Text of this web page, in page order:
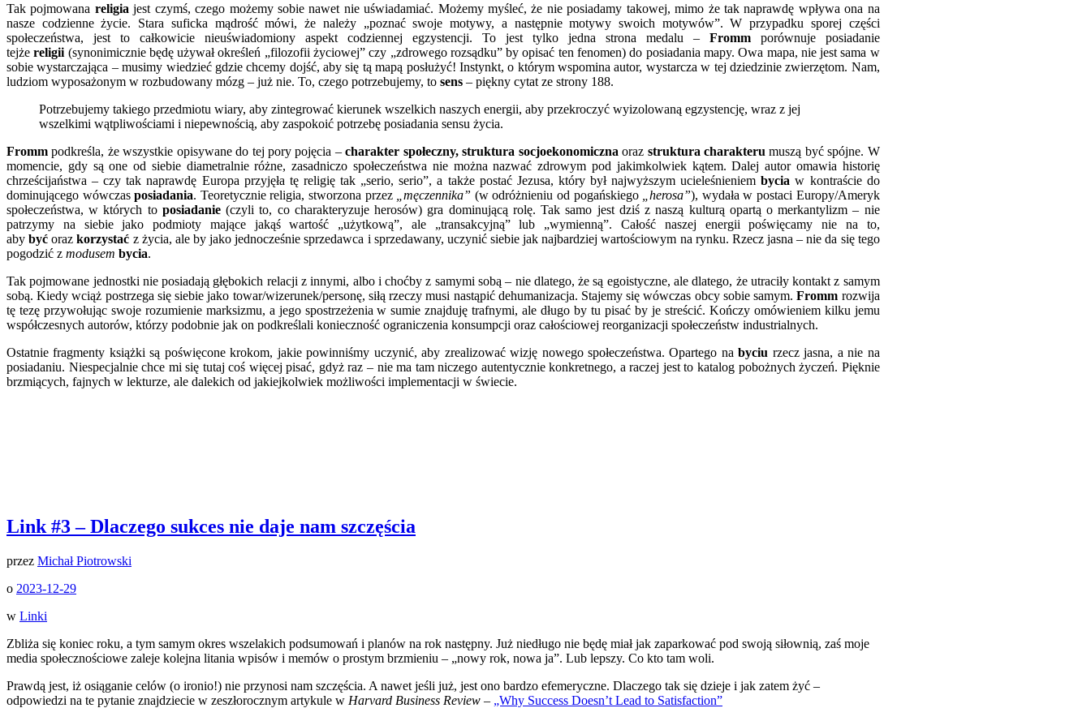
Tak pojmowana religiajest czymś, czego możemy sobie nawet nie uświadamiać. Możemy myśleć, że nie posiadamy takowej, mimo że tak naprawdę wpływa ona na
nasze codzienne życie. Stara suficka mądrość mówi, że należy „poznać swoje motywy, a następnie motywy swoich motywów”. W przypadku sporej części
społeczeństwa, jest to całkowicie nieuświadomiony aspekt codziennej egzystencji. To jest tylko jedna strona medalu – Fromm porównuje posiadanie
tejżereligii (synonimicznie będę używał określeń „filozofii życiowej” czy „zdrowego rozsądku” by opisać ten fenomen) do posiadania mapy. Owa mapa, nie jest sama w
sobie wystarczająca – musimy wiedzieć gdzie chcemy dojść, aby się tą mapą posłużyć! Instynkt, o którym wspomina autor, wystarcza w tej dziedzinie zwierzętom. Nam,
ludziom wyposażonym w rozbudowany mózg – już nie. To, czego potrzebujemy, to sens – piękny cytat ze strony 188.
Potrzebujemy takiego przedmiotu wiary, aby zintegrować kierunek wszelkich naszych energii, aby przekroczyć wyizolowaną egzystencję, wraz z jej
wszelkimi wątpliwościami i niepewnością, aby zaspokoić potrzebę posiadania sensu życia.
Frommpodkreśla, że wszystkie opisywane do tej pory pojęcia –charakter społeczny, struktura socjoekonomicznaoraz struktura charakterumuszą być spójne. W
momencie, gdy są one od siebie diametralnie różne, zasadniczo społeczeństwa nie można nazwać zdrowym pod jakimkolwiek kątem. Dalej autor omawia historię
chrześcijaństwa – czy tak naprawdę Europa przyjęła tę religię tak „serio, serio”, a także postać Jezusa, który był najwyższym ucieleśnieniembyciaw kontraście do
dominującego wówczasposiadania. Teoretycznie religia, stworzona przez „męczennika” (w odróżnieniu od pogańskiego „herosa”), wydała w postaci Europy/Ameryk
społeczeństwa, w których to posiadanie(czyli to, co charakteryzuje herosów) gra dominującą rolę. Tak samo jest dziś z naszą kulturą opartą o merkantylizm – nie
patrzymy na siebie jako podmioty mające jakąś wartość „użytkową”, ale „transakcyjną” lub „wymienną”. Całość naszej energii poświęcamy nie na to,
abybyćorazkorzystać z życia, ale by jako jednocześnie sprzedawca i sprzedawany, uczynić siebie jak najbardziej wartościowym na rynku. Rzecz jasna – nie da się tego
pogodzić z modusem bycia.
Tak pojmowane jednostki nie posiadają głębokich relacji z innymi, albo i choćby z samymi sobą – nie dlatego, że są egoistyczne, ale dlatego, że utraciły kontakt z samym
sobą. Kiedy wciąż postrzega się siebie jako towar/wizerunek/personę, siłą rzeczy musi nastąpić dehumanizacja. Stajemy się wówczas obcy sobie samym.Fromm rozwija
tę tezę przywołując swoje rozumienie marksizmu, a jego spostrzeżenia w sumie znajduję trafnymi, ale długo by tu pisać by je streścić. Kończy omówieniem kilku jemu
współczesnych autorów, którzy podobnie jak on podkreślali konieczność ograniczenia konsumpcji oraz całościowej reorganizacji społeczeństw industrialnych.
Ostatnie fragmenty książki są poświęcone krokom, jakie powinniśmy uczynić, aby zrealizować wizję nowego społeczeństwa. Opartego nabyciu rzecz jasna, a nie na
posiadaniu. Niespecjalnie chce mi się tutaj coś więcej pisać, gdyż raz – nie ma tam niczego autentycznie konkretnego, a raczej jest to katalog pobożnych życzeń. Pięknie
brzmiących, fajnych w lekturze, ale dalekich od jakiejkolwiek możliwości implementacji w świecie.
Link #3 – Dlaczego sukces nie daje nam szczęścia
przez Michał Piotrowski
o 2023-12-29
w Linki
Zbliża się koniec roku, a tym samym okres wszelakich podsumowań i planów na rok następny. Już niedługo nie będę miał jak zaparkować pod swoją siłownią, zaś moje
media społecznościowe zaleje kolejna litania wpisów i memów o prostym brzmieniu – „nowy rok, nowa ja”. Lub lepszy. Co kto tam woli.
Prawdą jest, iż osiąganie celów (o ironio!) nie przynosi nam szczęścia. A nawet jeśli już, jest ono bardzo efemeryczne. Dlaczego tak się dzieje i jak zatem żyć –
odpowiedzi na te pytanie znajdziecie w zeszłorocznym artykule w Harvard Business Review – „Why Success Doesn’t Lead to Satisfaction”